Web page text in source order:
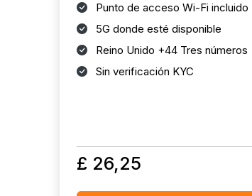
Punto de acceso Wi-Fi incluido
5G donde esté disponible
Reino Unido +44 Tres números
Sin verificación KYC
£ 26,25